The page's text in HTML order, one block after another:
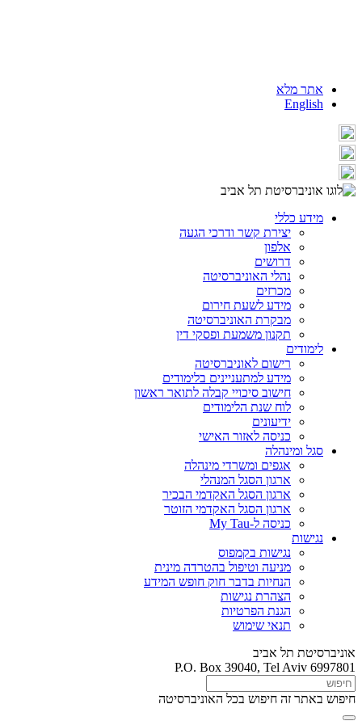
אתר מלא
English
מידע כללי
יצירת קשר ודרכי הגעה
אלפון
דרושים
נהלי האוניברסיטה
מכרזים
מידע לשעת חירום
מבקרת האוניברסיטה
תקנון משמעת ופסקי דין
לימודים
רישום לאוניברסיטה
מידע למתעניינים בלימודים
חישוב סיכויי קבלה לתואר ראשון
לוח שנת הלימודים
ידיעונים
כניסה לאזור האישי
סגל ומינהלה
אגפים ומשרדי מינהלה
ארגון הסגל המנהלי
ארגון הסגל האקדמי הבכיר
ארגון הסגל האקדמי הזוטר
כניסה ל-My Tau
נגישות
נגישות בקמפוס
מניעה וטיפול בהטרדה מינית
הנחיות בדבר חוק חופש המידע
הצהרת נגישות
הגנת הפרטיות
תנאי שימוש
אוניברסיטת תל אביב
P.O. Box 39040, Tel Aviv 6997801
חיפוש באתר זה חיפוש בכל האוניברסיטה